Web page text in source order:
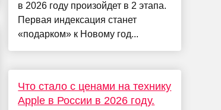
в 2026 году произойдет в 2 этапа.
Первая индексация станет
«подарком» к Новому год...
Что стало с ценами на технику
Apple в России в 2026 году.